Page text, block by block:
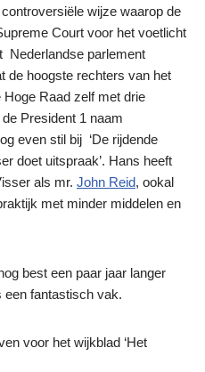
wijze waarop de
Court voor het voetlicht
Nederlandse parlement
de hoogste rechters van het
Hoge Raad zelf met drie
President 1 naam
even stil bij ‘De rijdende
doet uitspraak’. Hans heeft
als mr. John Reid, ookal
met minder middelen en
best een paar jaar langer
een fantastisch vak.
voor het wijkblad ‘Het